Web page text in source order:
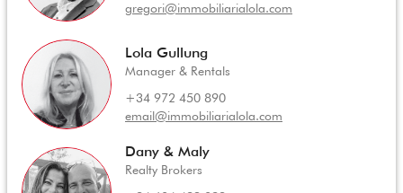
gregori@immobiliarialola.com
Lola Gullung
Manager & Rentals
+34 972 450 890
email@immobiliarialola.com
Dany & Maly
Realty Brokers